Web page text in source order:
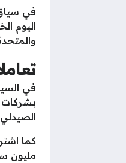
اليوم
في
بشركات
الصيدلي للخدمات